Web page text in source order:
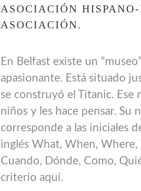
ASOCIACIÓN
ASOCIACIÓN.
En Belfast existe un
apasionante. Está situado
se construyó el Titanic. Ese
niños y les hace pensar. Su
corresponde a las iniciales
inglés What, When, Where,
Cuando, Dónde, Como,
criterio aquí.